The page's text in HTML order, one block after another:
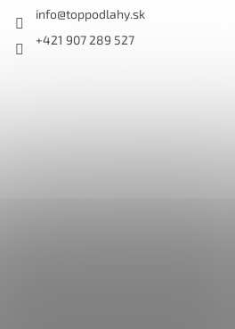
info@toppodlahy.sk
+421 907 289 527